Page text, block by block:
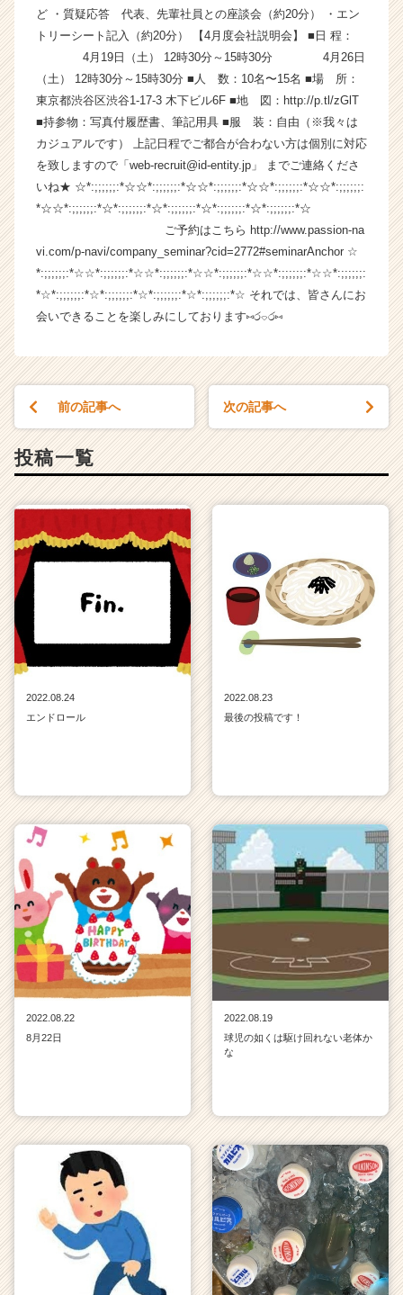
ィ
ー
の
タ
イ
ム
ラ
イ
ベ
ン
ャ
ー・
成
長
ら
が
届
就
キ
e
r
r
e
r）
ど ・質疑応答 代表、先輩社員との座談会（約20分） ・エン
トリーシート記入（約20分） 【4月度会社説明会】 ■日 程：
4月19日（土） 12時30分～15時30分 4月26日
（土） 12時30分～15時30分 ■人 数：10名〜15名 ■場 所：
東京都渋谷区渋谷1-17-3 木下ビル6F ■地 図：http://p.tl/zGlT
■持参物：写真付履歴書、筆記用具 ■服 装：自由（※我々は
カジュアルです） 上記日程でご都合が合わない方は個別に対応
を致しますので「web-recruit@id-entity.jp」 までご連絡くださ
いね★ ☆*:;;;;;;:*☆☆*:;;;;;;:*☆☆*:;;;;;;:*☆☆*:;;;;;;:*☆☆*:;;;;;;:
*☆☆*:;;;;;;:*☆*:;;;;;;:*☆*:;;;;;;:*☆*:;;;;;;:*☆*:;;;;;;:*☆
ご予約はこちら http://www.passion-na
vi.com/p-navi/company_seminar?cid=2772#seminarAnchor ☆
*:;;;;;;:*☆☆*:;;;;;;:*☆☆*:;;;;;;:*☆☆*:;;;;;;:*☆☆*:;;;;;;:*☆☆*:;;;;;;:
*☆*:;;;;;;:*☆*:;;;;;;:*☆*:;;;;;;:*☆*:;;;;;;:*☆ それでは、皆さんにお
会いできることを楽しみにしております⑅ර⌔ර⑅
前の記事へ 次の記事へ
投稿一覧
2022.08.24
エンドロール
2022.08.23
最後の投稿です！
2022.08.22
8月22日
2022.08.19
球児の如くは駆け回れない老体か
な